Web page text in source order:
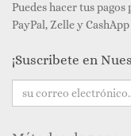
Puedes hacer tus
PayPal, Zelle y
¡Suscribete en